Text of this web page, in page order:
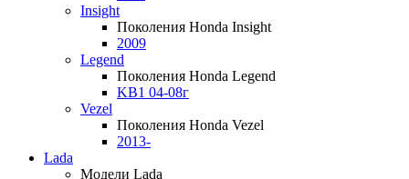
Insight
Поколения Honda Insight
2009
Legend
Поколения Honda Legend
KB1 04-08г
Vezel
Поколения Honda Vezel
2013-
Lada
Модели Lada